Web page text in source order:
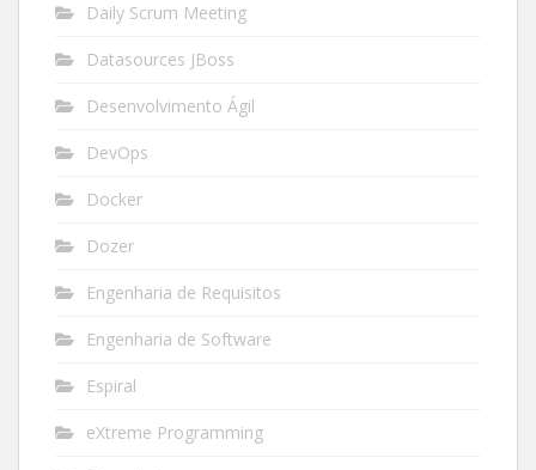
Daily Scrum Meeting
Datasources JBoss
Desenvolvimento Ágil
DevOps
Docker
Dozer
Engenharia de Requisitos
Engenharia de Software
Espiral
eXtreme Programming